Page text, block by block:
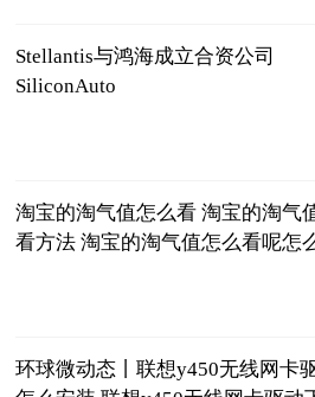
Stellantis与鸿海成立合资公司
SiliconAuto
淘宝的淘气值怎么看 淘宝的淘气
看方法 淘宝的淘气值怎么看呢怎
环球微动态丨联想y450无线网卡